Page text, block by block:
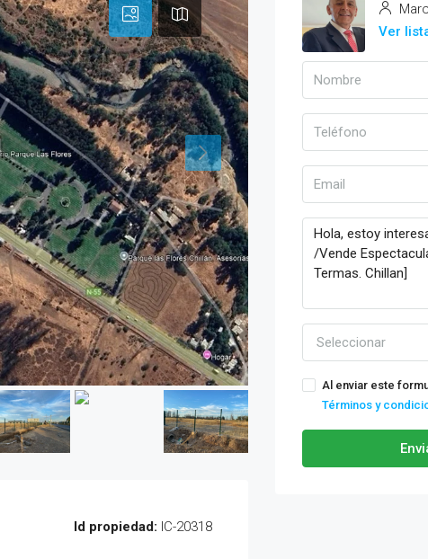
Id propiedad: IC-20318
Ver
Seleccionar
Al enviar este
Términos y